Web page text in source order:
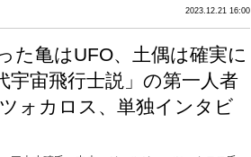
2023.12.21 16:00
た亀はUFO、土偶は確実に
宇宙飛行士説」の第一人者
ォカロス、単独インタビ